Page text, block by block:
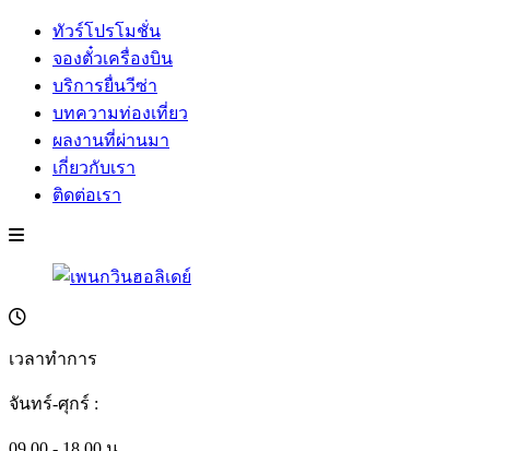
ทัวร์โปรโมชั่น
จองตั๋วเครื่องบิน
บริการยื่นวีซ่า
บทความท่องเที่ยว
ผลงานที่ผ่านมา
เกี่ยวกับเรา
ติดต่อเรา
เวลาทำการ
จันทร์-ศุกร์ :